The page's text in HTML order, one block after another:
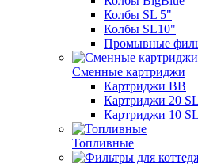
Колбы SL 5"
Колбы SL10"
Промывные
Сменные картриджи
Картриджи BB
Картриджи 20 SL
Картриджи 10 SL
Топливные